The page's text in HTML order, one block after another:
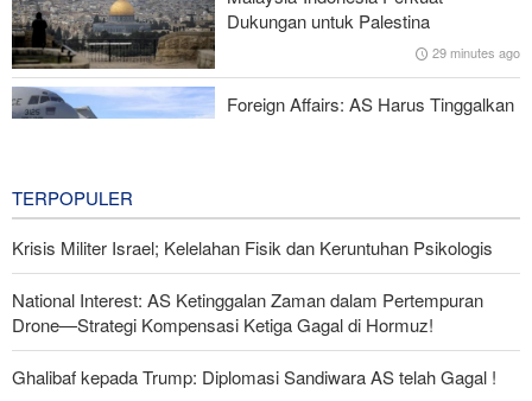
IRGC: Pengakuan Media Asing atas Kekalahan Trump Hasil
Perjuangan Media Revolusioner
Dukungan untuk Palestina
29 minutes ago
Foreign Affairs: AS Harus Tinggalkan
TERPOPULER
Krisis Militer Israel; Kelelahan Fisik dan Keruntuhan Psikologis
National Interest: AS Ketinggalan Zaman dalam Pertempuran
Drone—Strategi Kompensasi Ketiga Gagal di Hormuz!
Ghalibaf kepada Trump: Diplomasi Sandiwara AS telah Gagal !